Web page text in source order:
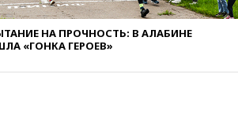
10:27Движение по трассе
«Новороссия» восстановлено
09:55Силы ПВО перехватили
НА ПРОЧНОСТЬ: В АЛАБИНЕ
«ГОНКА ГЕРОЕВ»